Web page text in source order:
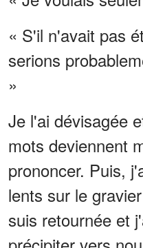
« S'il n'avait pas
serions
»
Je l'ai dévisagée
mots deviennent
prononcer. Puis,
lents sur le
suis retournée et